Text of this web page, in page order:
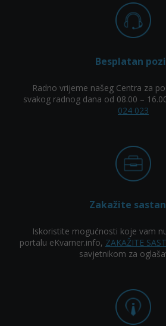
Besplatan
Radno vrijeme našeg Centra za
svakog radnog dana od 08.00 –
024 023
Zakažite
Iskoristite mogućnosti koje vam
portalu eKvarner.info, ZAKAŽITE
savjetnikom za